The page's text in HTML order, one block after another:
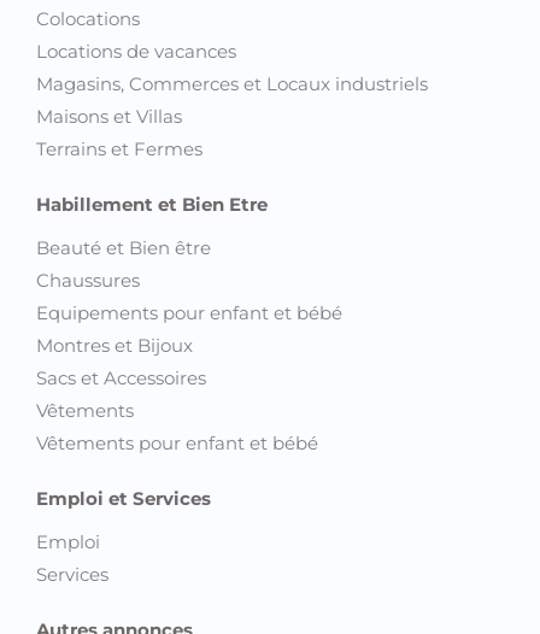
Colocations
Locations de vacances
Magasins, Commerces et Locaux industriels
Maisons et Villas
Terrains et Fermes
Habillement et Bien Etre
Beauté et Bien être
Chaussures
Equipements pour enfant et bébé
Montres et Bijoux
Sacs et Accessoires
Vêtements
Vêtements pour enfant et bébé
Emploi et Services
Emploi
Services